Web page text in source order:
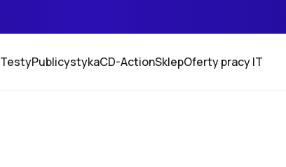
TestyPublicystykaCD-ActionSklepOferty pracy IT